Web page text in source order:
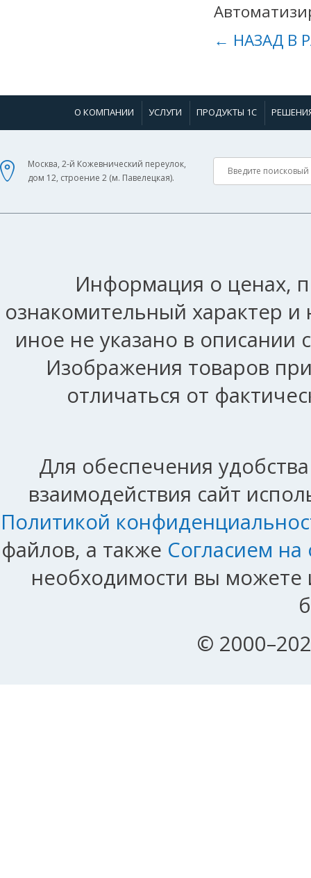
← НАЗАД В
О КОМПАНИИ УСЛУГИ ПРОДУКТЫ 1С
Москва, 2-й Кожевнический переулок,
дом 12, строение 2 (м. Павелецкая).
Информация о ценах,
ознакомительный характер
иное не указано в описании
Изображения товаров
отличаться от
Для обеспечения
взаимодействия сайт
Политикой
файлов, а также Согласием
необходимости вы можете
©